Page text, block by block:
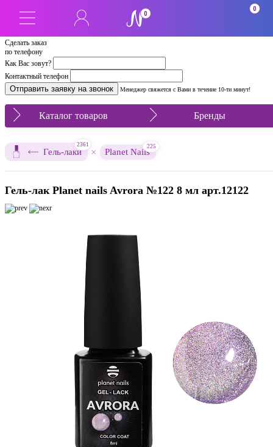
Сделать заказ
по телефону
Как Вас зовут?
Контактный телефон
Менеджер свяжется с Вами в течение 10-ти минут!
0
0
Каталог товаров Бренды
Гель-лаки
2361
× Planet Nails
225
Гель-лак Planet nails Avrora №122 8 мл арт.12122